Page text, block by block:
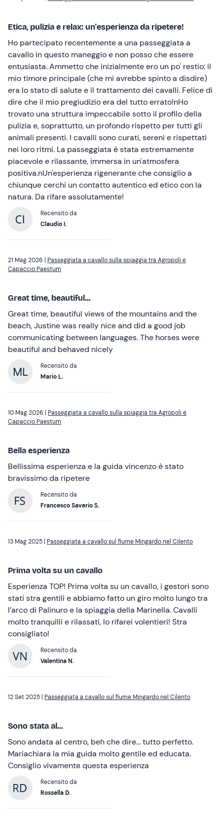
Etica, pulizia e relax: un'esperienza da ripetere!
Ho partecipato recentemente a una passeggiata a
cavallo in questo maneggio e non posso che essere
entusiasta. Ammetto che inizialmente ero un po' restio: il
mio timore principale (che mi avrebbe spinto a disdire)
era lo stato di salute e il trattamento dei cavalli. Felice di
dire che il mio pregiudizio era del tutto errato!n​Ho
trovato una struttura impeccabile sotto il profilo della
pulizia e, soprattutto, un profondo rispetto per tutti gli
animali presenti. I cavalli sono curati, sereni e rispettati
nei loro ritmi. La passeggiata è stata estremamente
piacevole e rilassante, immersa in un'atmosfera
positiva.n​Un'esperienza rigenerante che consiglio a
chiunque cerchi un contatto autentico ed etico con la
natura. Da rifare assolutamente!
Recensito da
Claudio I.
21 Mag 2026 | Passeggiata a cavallo sulla spiaggia tra Agropoli e
Capaccio Paestum
Great time, beautiful...
Great time, beautiful views of the mountains and the
beach, Justine was really nice and did a good job
communicating between languages. The horses were
beautiful and behaved nicely
Recensito da
Mario L.
10 Mag 2026 | Passeggiata a cavallo sulla spiaggia tra Agropoli e
Capaccio Paestum
Bella esperienza
Bellissima esperienza e la guida vincenzo è stato
bravissimo da ripetere
Recensito da
Francesco Saverio S.
13 Mag 2025 | Passeggiata a cavallo sul fiume Mingardo nel Cilento
Prima volta su un cavallo
Esperienza TOP! Prima volta su un cavallo, i gestori sono
stati stra gentili e abbiamo fatto un giro molto lungo tra
l’arco di Palinuro e la spiaggia della Marinella. Cavalli
molto tranquilli e rilassati, lo rifarei volentieri! Stra
consigliato!
Recensito da
Valentina N.
12 Set 2025 | Passeggiata a cavallo sul fiume Mingardo nel Cilento
Sono stata al...
Sono andata al centro, beh che dire... tutto perfetto.
Mariachiara la mia guida molto gentile ed educata.
Consiglio vivamente questa esperienza
Recensito da
Rossella D.